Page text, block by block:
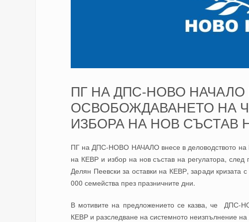
ПГ НА ДПС-НОВО
ОСВОБОЖДАВАНЕТО НА
ИЗБОРА НА НОВ СЪСТАВ
ПГ на ДПС-НОВО НАЧАЛО внесе в деловодството на
на КЕВР и избор на нов състав на регулатора,
Делян Пеевски за оставки на КЕВР, заради кризата
000 семейства през празничните дни.
В мотивите на предложението се казва, че ДПС-
КЕВР и разследване на системното неизпълнение